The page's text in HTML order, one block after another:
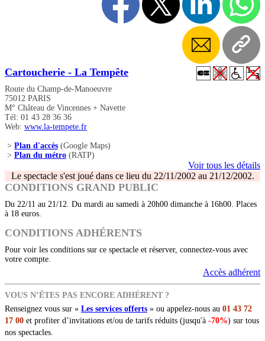
Cartoucherie - La Tempête
Route du Champ-de-Manoeuvre
75012 PARIS
M° Château de Vincennes + Navette
Tél: 01 43 28 36 36
Web: www.la-tempete.fr
> Plan d'accès (Google Maps)
> Plan du métro (RATP)
Voir tous les détails
Le spectacle s'est joué dans ce lieu du 22/11/2002 au 21/12/2002.
CONDITIONS GRAND PUBLIC
Du 22/11 au 21/12. Du mardi au samedi à 20h00 dimanche à 16h00. Places
à 18 euros.
CONDITIONS ADHÉRENTS
Pour voir les conditions sur ce spectacle et réserver, connectez-vous avec
votre compte.
Accès adhérent
VOUS N’ÊTES PAS ENCORE ADHÉRENT ?
Renseignez vous sur « Les services offerts » ou appelez-nous au 01 43 72
17 00 et profiter d’invitations et/ou de tarifs réduits (jusqu'à -70%) sur tous
nos spectacles.